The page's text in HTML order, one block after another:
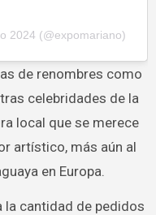
2024 (@expomariano)
de renombres como
celebridades de la
local que se merece
artístico, más aún al
en Europa.
la cantidad de pedidos